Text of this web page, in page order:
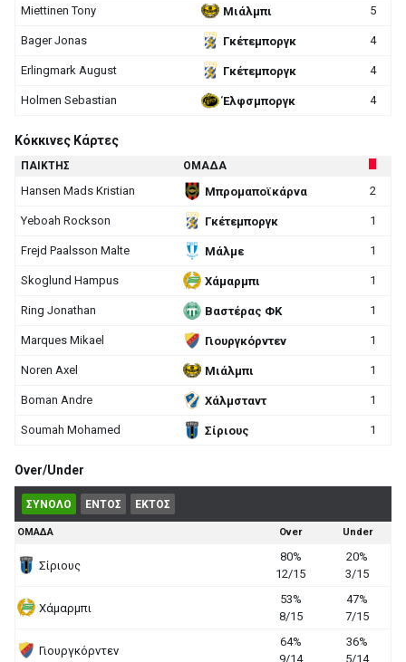
Miettinen Tony Μιάλμπι 5
Bager Jonas Γκέτεμποργκ 4
Erlingmark August Γκέτεμποργκ 4
Holmen Sebastian Έλφσμποργκ 4
Κόκκινες Κάρτες
ΠΑΙΚΤΗΣ ΟΜΑΔΑ
Hansen Mads Kristian Μπρομαποϊκάρνα 2
Yeboah Rockson Γκέτεμποργκ 1
Frejd Paalsson Malte Μάλμε 1
Skoglund Hampus Χάμαρμπι 1
Ring Jonathan Βαστέρας ΦΚ 1
Marques Mikael Γιουργκόρντεν 1
Noren Axel Μιάλμπι 1
Boman Andre Χάλμσταντ 1
Soumah Mohamed Σίριους 1
Over/Under
ΣΥΝΟΛΟ ΕΝΤΟΣ ΕΚΤΟΣ
ΟΜΑΔΑ Over Under
Σίριους
80%
12/15
20%
3/15
Χάμαρμπι
53%
8/15
47%
7/15
Γιουργκόρντεν
64%
9/14
36%
5/14